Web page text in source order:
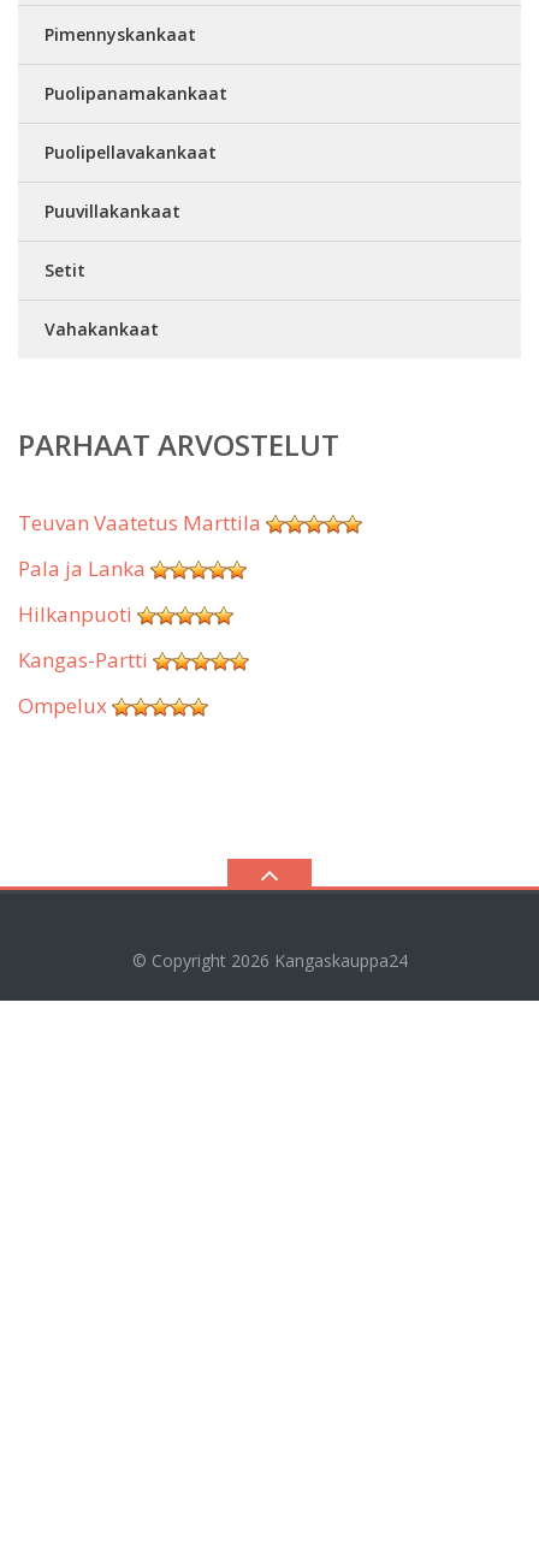
Pimennyskankaat
Puolipanamakankaat
Puolipellavakankaat
Puuvillakankaat
Setit
Vahakankaat
PARHAAT ARVOSTELUT
Teuvan Vaatetus Marttila
Pala ja Lanka
Hilkanpuoti
Kangas-Partti
Ompelux
© Copyright 2026 Kangaskauppa24